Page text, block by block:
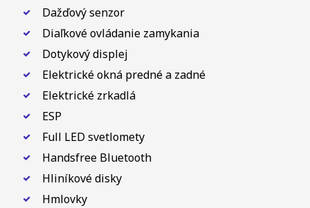
Dažďový senzor
Diaľkové ovládanie zamykania
Dotykový displej
Elektrické okná predné a zadné
Elektrické zrkadlá
ESP
Full LED svetlomety
Handsfree Bluetooth
Hliníkové disky
Hmlovky